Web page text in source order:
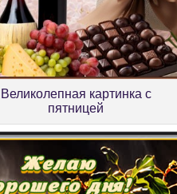
Великолепная картинка с
пятницей